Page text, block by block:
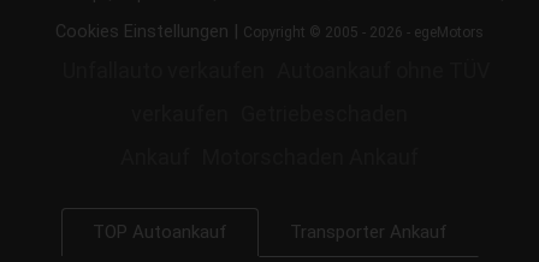
Cookies Einstellungen | Copyright © 2005 - 2026 - egeMotors
TOP Autoankauf Transporter Ankauf